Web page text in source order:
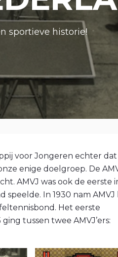
sportieve historie!
voor Jongeren echter dat
enige doelgroep. De
AMVJ was ook de eerste
In 1930 nam AMVJ
Het eerste
tussen twee AMVJ’ers: